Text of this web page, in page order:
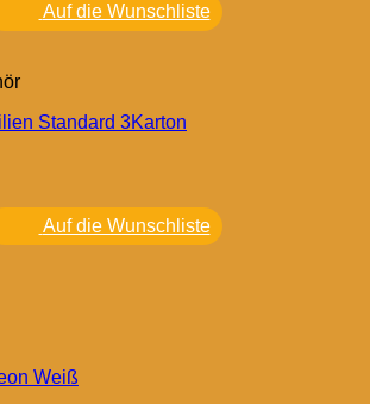
Auf die Wunschliste
Standard 3Karton
Auf die Wunschliste